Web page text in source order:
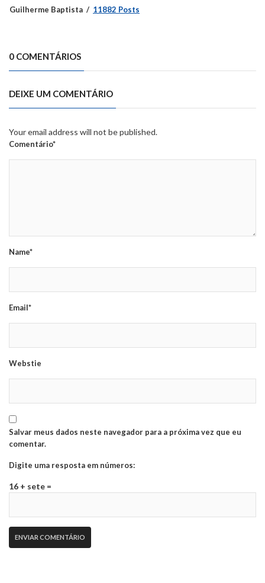
Guilherme Baptista 11882 Posts
0 COMENTÁRIOS
DEIXE UM COMENTÁRIO
Your email address will not be published.
Comentário*
Name*
Email*
Webstie
Salvar meus dados neste navegador para a próxima vez que eu
comentar.
Digite uma resposta em números:
16 + sete =